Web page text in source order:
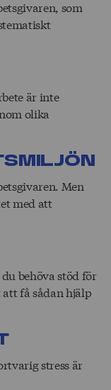
som
är inte
olika
Men
med att
behöva stöd för
få sådan hjälp
stress är